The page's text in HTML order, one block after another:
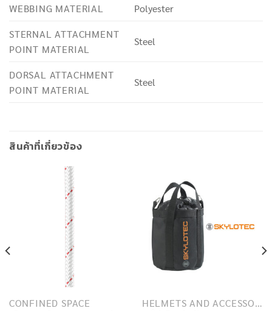
WEBBING MATERIAL
Polyester
STERNAL ATTACHMENT
POINT MATERIAL
Steel
DORSAL ATTACHMENT
POINT MATERIAL
Steel
สินค้าที่เกี่ยวข้อง
CONFINED SPACE
HELMETS AND ACCESSORIES